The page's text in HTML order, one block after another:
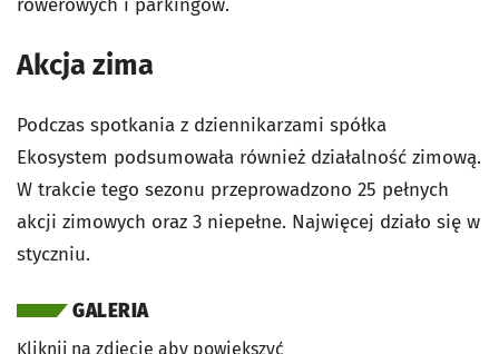
rowerowych i parkingów.
Akcja zima
Podczas spotkania z dziennikarzami spółka
Ekosystem podsumowała również działalność zimową.
W trakcie tego sezonu przeprowadzono 25 pełnych
akcji zimowych oraz 3 niepełne. Najwięcej działo się w
styczniu.
GALERIA
Kliknij na zdjęcie aby powiększyć